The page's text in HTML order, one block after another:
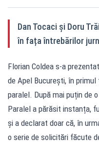
Dan Tocaci și Doru
în fața întrebărilor
Florian Coldea s-a
de Apel București, în
paralel. După mai puțin de
Paralel a părăsit instanța,
și a declarat doar că, în
o serie de solicitări făcute